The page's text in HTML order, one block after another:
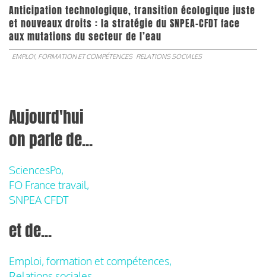
Anticipation technologique, transition écologique juste
et nouveaux droits : la stratégie du SNPEA-CFDT face
aux mutations du secteur de l’eau
EMPLOI, FORMATION ET COMPÉTENCES RELATIONS SOCIALES
Aujourd'hui
on parle de...
SciencesPo,
FO France travail,
SNPEA CFDT
et de...
Emploi, formation et compétences,